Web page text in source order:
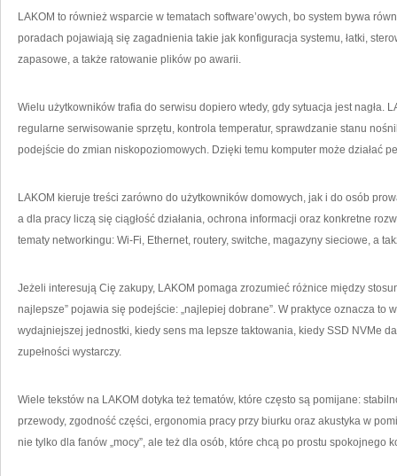
LAKOM to również wsparcie w tematach software’owych, bo system bywa
poradach pojawiają się zagadnienia takie jak konfiguracja systemu, łatki,
zapasowe, a także ratowanie plików po awarii.
Wielu użytkowników trafia do serwisu dopiero wtedy, gdy sytuacja jest nagła.
regularne serwisowanie sprzętu, kontrola temperatur, sprawdzanie stanu
podejście do zmian niskopoziomowych. Dzięki temu komputer może działać
LAKOM kieruje treści zarówno do użytkowników domowych, jak i do osób
a dla pracy liczą się ciągłość działania, ochrona informacji oraz konkretne
tematy networkingu: Wi-Fi, Ethernet, routery, switche, magazyny sieciowe, a
Jeżeli interesują Cię zakupy, LAKOM pomaga zrozumieć różnice między
najlepsze” pojawia się podejście: „najlepiej dobrane”. W praktyce oznacza to
wydajniejszej jednostki, kiedy sens ma lepsze taktowania, kiedy SSD NVMe
zupełności wystarczy.
Wiele tekstów na LAKOM dotyka też tematów, które często są pomijane:
przewody, zgodność części, ergonomia pracy przy biurku oraz akustyka w
nie tylko dla fanów „mocy”, ale też dla osób, które chcą po prostu spokojnego